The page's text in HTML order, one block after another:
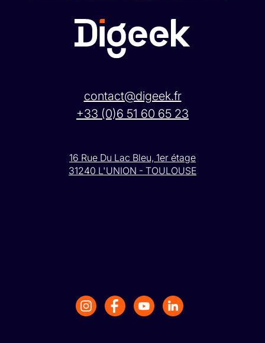
contact@digeek.fr
+33 (0)6 51 60 65 23
16 Rue Du Lac Bleu, 1er étage
31240 L'UNION - TOULOUSE